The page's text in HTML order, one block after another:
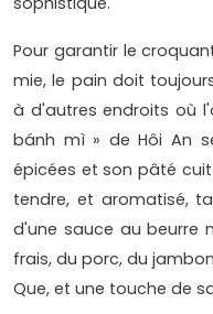
Pour garantir le
mie, le pain doit
à d'autres endroits où
bánh mì » de Hôi An
épicées et son pâté
tendre, et aromatisé,
d'une sauce au beurre
frais, du porc, du
Que, et une touche de